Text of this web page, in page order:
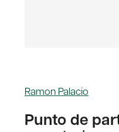
Ramon Palacio
Punto de